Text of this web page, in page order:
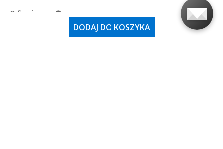
DODAJ DO KOSZYKA
O firmie
Adres i godziny otwarcia